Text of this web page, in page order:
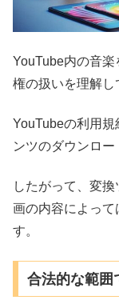
YouTube内の音
権の扱いを理解し
YouTubeの利用
ンツのダウンロー
したがって、変
画の内容によっ
す。
合法的な範囲